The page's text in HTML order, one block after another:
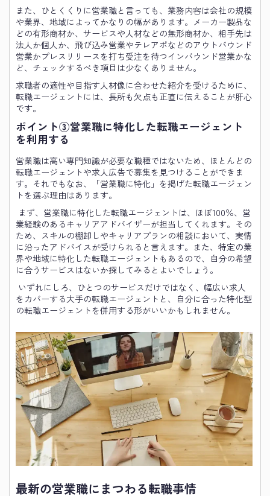
また、ひとくくりに営業職と言っても、業務内容は会社の規模
や業界、地域によってかなりの幅があります。メーカー製品な
どの有形商材か、サービスや人材などの無形商材か、相手先は
法人か個人か、飛び込み営業やテレアポなどのアウトバウンド
営業かプレスリリースを打ち受注を待つインバウンド営業かな
ど、チェックするべき項目は少なくありません。
求職者の適性や目指す人材像に合わせた紹介を受けるために、
転職エージェントには、長所も欠点も正直に伝えることが肝心
です。
ポイント③営業職に特化した転職エージェント
を利用する
営業職は高い専門知識が必要な職種ではないため、ほとんどの
転職エージェントや求人広告で募集を見つけることができま
す。それでもなお、「営業職に特化」を掲げた転職エージェン
トを選ぶ理由はあります。
まず、営業職に特化した転職エージェントは、ほぼ100％、営
業経験のあるキャリアアドバイザーが担当してくれます。その
ため、スキルの棚卸しやキャリアプランの相談において、実情
に沿ったアドバイスが受けられると言えます。また、特定の業
界や地域に特化した転職エージェントもあるので、自分の希望
に合うサービスはないか探してみるとよいでしょう。
いずれにしろ、ひとつのサービスだけではなく、幅広い求人
をカバーする大手の転職エージェントと、自分に合った特化型
の転職エージェントを併用する形がいいかもしれません。
最新の営業職にまつわる転職事情